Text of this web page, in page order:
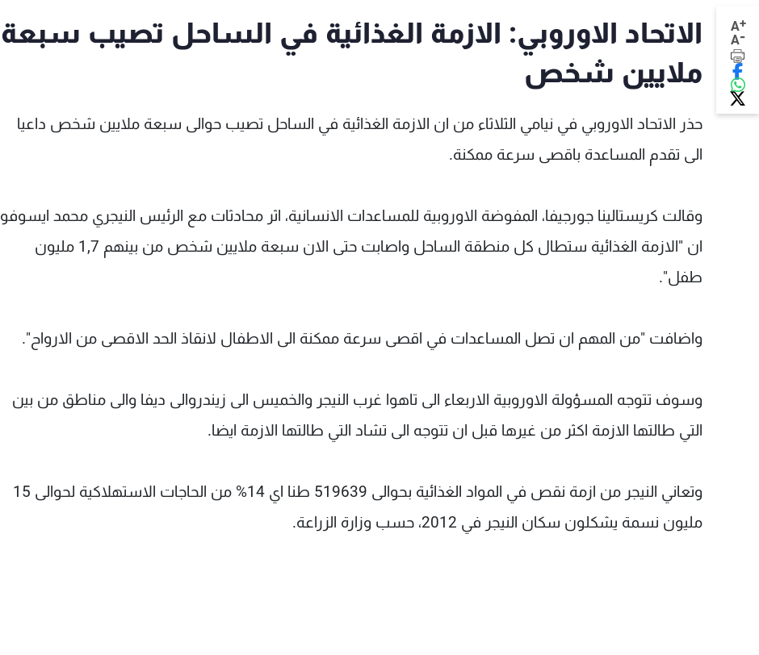
A+
A-
الاتحاد الاوروبي: الازمة الغذائية في الساحل تصيب سبعة
ملايين شخص ‎
حذر الاتحاد الاوروبي في نيامي الثلاثاء من ان الازمة الغذائية في الساحل تصيب حوالى سبعة ملايين شخص داعيا
الى تقدم المساعدة باقصى سرعة ممكنة.
وقالت كريستالينا جورجيفا، المفوضة الاوروبية للمساعدات الانسانية، اثر محادثات مع الرئيس النيجري محمد ايسوفو
ان "الازمة الغذائية ستطال كل منطقة الساحل واصابت حتى الان سبعة ملايين شخص من بينهم 1,7 مليون
طفل".
واضافت "من المهم ان تصل المساعدات في اقصى سرعة ممكنة الى الاطفال لانقاذ الحد الاقصى من الارواح".
وسوف تتوجه المسؤولة الاوروبية الاربعاء الى تاهوا غرب النيجر والخميس الى زيندروالى ديفا والى مناطق من بين
التي طالتها الازمة اكثر من غيرها قبل ان تتوجه الى تشاد التي طالتها الازمة ايضا.
وتعاني النيجر من ازمة نقص في المواد الغذائية بحوالى 519639 طنا اي 14% من الحاجات الاستهلاكية لحوالى 15
مليون نسمة يشكلون سكان النيجر في 2012، حسب وزارة الزراعة.